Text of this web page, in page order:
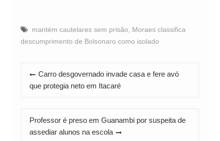
mantém cautelares sem prisão
Moraes classifica
descumprimento de Bolsonaro como isolado
Navegação
de
Carro desgovernado invade casa e fere avó
que protegia neto em Itacaré
Professor é preso em Guanambi por suspeita de
assediar alunos na escola